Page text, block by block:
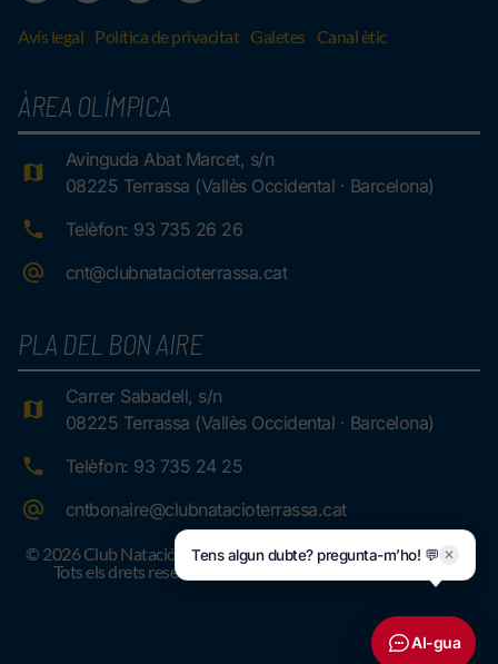
Avís legal Política de privacitat Galetes Canal ètic
ÀREA OLÍMPICA
Avinguda Abat Marcet, s/n
08225 Terrassa (Vallès Occidental · Barcelona)
Telèfon: 93 735 26 26
cnt@clubnatacioterrassa.cat
PLA DEL BON AIRE
Carrer Sabadell, s/n
08225 Terrassa (Vallès Occidental · Barcelona)
Telèfon: 93 735 24 25
cntbonaire@clubnatacioterrassa.cat
© 2026 Club Natació Terrassa.
Tots els drets reservats
AI-gua
Tens algun dubte? pregunta-m’ho! 💬 ✕